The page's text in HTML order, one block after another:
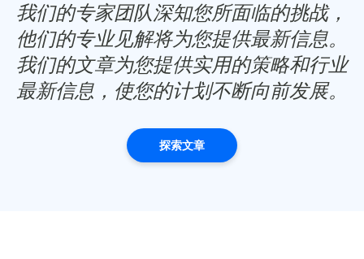
我们的专家团队深知您所面临的挑战，
他们的专业见解将为您提供最新信息。
我们的文章为您提供实用的策略和行业
最新信息，使您的计划不断向前发展。
探索文章